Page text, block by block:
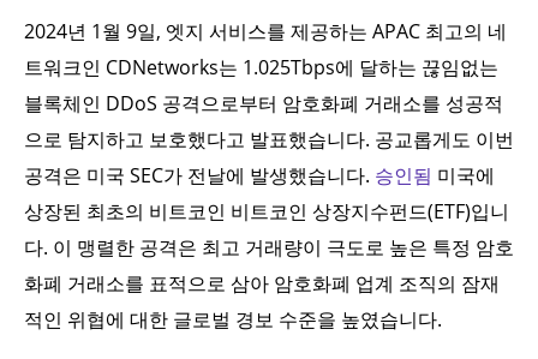
2024년 1월 9일, 엣지 서비스를 제공하는 APAC 최고의 네
트워크인 CDNetworks는 1.025Tbps에 달하는 끊임없는
블록체인 DDoS 공격으로부터 암호화폐 거래소를 성공적
으로 탐지하고 보호했다고 발표했습니다. 공교롭게도 이번
공격은 미국 SEC가 전날에 발생했습니다. 승인됨 미국에
상장된 최초의 비트코인 비트코인 상장지수펀드(ETF)입니
다. 이 맹렬한 공격은 최고 거래량이 극도로 높은 특정 암호
화폐 거래소를 표적으로 삼아 암호화폐 업계 조직의 잠재
적인 위협에 대한 글로벌 경보 수준을 높였습니다.